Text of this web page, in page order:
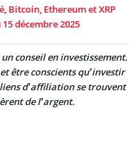
Bitcoin, Ethereum et XRP
décembre 2025
conseil en investissement.
être conscients qu’investir
d’affiliation se trouvent
de l’argent.